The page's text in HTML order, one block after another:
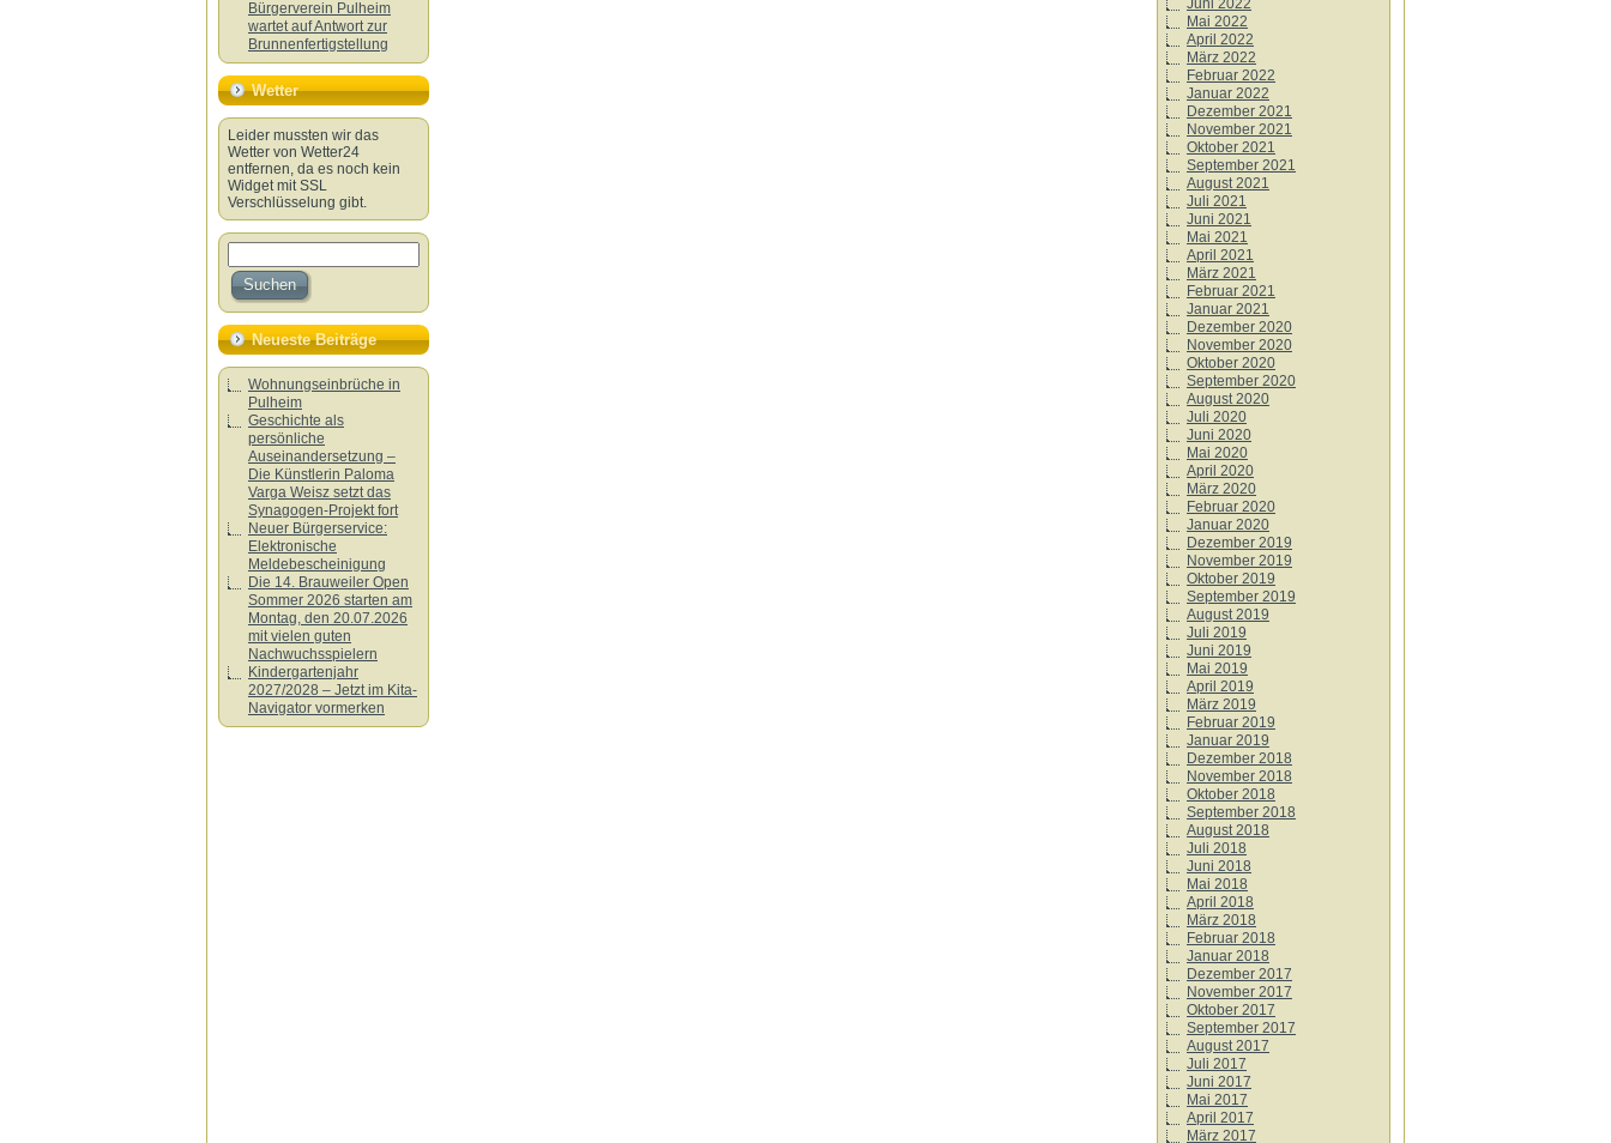
Bürgerverein Pulheim
wartet auf Antwort zur
Brunnenfertigstellung
Wetter
Leider mussten wir das
Wetter von Wetter24
entfernen, da es noch kein
Widget mit SSL
Verschlüsselung gibt.
Neueste Beiträge
Wohnungseinbrüche in
Pulheim
Geschichte als
persönliche
Auseinandersetzung –
Die Künstlerin Paloma
Varga Weisz setzt das
Synagogen-Projekt fort
Neuer Bürgerservice:
Elektronische
Meldebescheinigung
Die 14. Brauweiler Open
Sommer 2026 starten am
Montag, den 20.07.2026
mit vielen guten
Nachwuchsspielern
Kindergartenjahr
2027/2028 – Jetzt im Kita-
Navigator vormerken
Juni 2022
Mai 2022
April 2022
März 2022
Februar 2022
Januar 2022
Dezember 2021
November 2021
Oktober 2021
September 2021
August 2021
Juli 2021
Juni 2021
Mai 2021
April 2021
März 2021
Februar 2021
Januar 2021
Dezember 2020
November 2020
Oktober 2020
September 2020
August 2020
Juli 2020
Juni 2020
Mai 2020
April 2020
März 2020
Februar 2020
Januar 2020
Dezember 2019
November 2019
Oktober 2019
September 2019
August 2019
Juli 2019
Juni 2019
Mai 2019
April 2019
März 2019
Februar 2019
Januar 2019
Dezember 2018
November 2018
Oktober 2018
September 2018
August 2018
Juli 2018
Juni 2018
Mai 2018
April 2018
März 2018
Februar 2018
Januar 2018
Dezember 2017
November 2017
Oktober 2017
September 2017
August 2017
Juli 2017
Juni 2017
Mai 2017
April 2017
März 2017